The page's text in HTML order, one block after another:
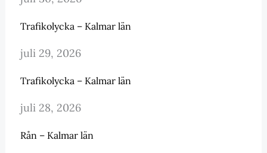
Trafikolycka – Kalmar län
juli 29, 2026
Trafikolycka – Kalmar län
juli 28, 2026
Rån – Kalmar län